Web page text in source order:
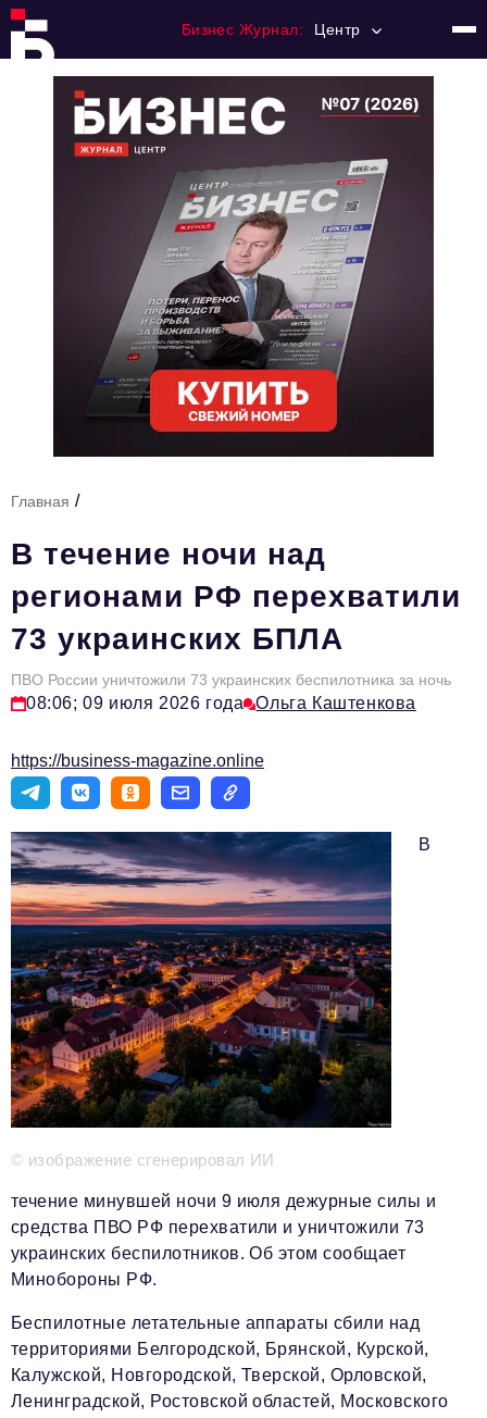
Бизнес Журнал: Центр
Регулирование
Премия "Тульский Бизнес"
История тульского предпринимательства
Тема номера
HR
Персона номера
Инфраструктура развития
Туризм
Импортозамещение
Мероприятия
Авторские материалы
Видео
Телефон редакции:+7 495 727-01-67
Электронные почты редакции:
Информационный отдел
info@business-magazine.online
Отдел рекламы
reklama@business-magazine.online
Отдел распространения/редакционная подписка
Отдел по работе с партнерами
partner@business-magazine.online
Главная /
В течение ночи над
регионами РФ перехватили
73 украинских БПЛА
ПВО России уничтожили 73 украинских беспилотника за ночь
08:06; 09 июля 2026 года Ольга Каштенкова
https://business-magazine.online
© изображение сгенерировал ИИ
В
течение минувшей ночи 9 июля дежурные силы и
средства ПВО РФ перехватили и уничтожили 73
украинских беспилотников. Об этом сообщает
Минобороны РФ.
Беспилотные летательные аппараты сбили над
территориями Белгородской, Брянской, Курской,
Калужской, Новгородской, Тверской, Орловской,
Ленинградской, Ростовской областей, Московского